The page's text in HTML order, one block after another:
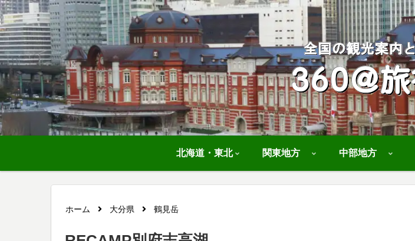
北海道・東北 関東地方 中部地方
ホーム 大分県 鶴見岳